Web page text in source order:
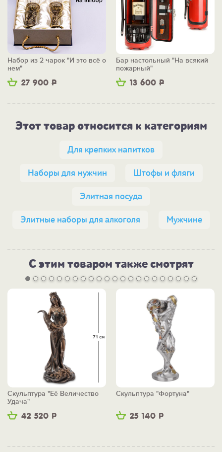
27 900 Р
Набор из 2 чарок "И это всё о
нем"
13 600 Р
Бар настольный "На всякий
пожарный"
Этот товар относится к категориям
Для крепких напитков
Наборы для мужчин Штофы и фляги
Элитная посуда
Элитные наборы для алкоголя Мужчине
С этим товаром также смотрят
42 520 Р
Скульптура "Её Величество
Удача"
25 140 Р
Скульптура "Фортуна"